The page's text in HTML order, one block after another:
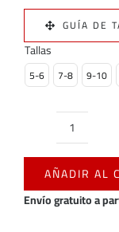
GUÍA DE
Tallas
5-6 7-8 9-10
SUDADERA
NIÑO
NEGRA
AÑADIR AL
Envío gratuito a